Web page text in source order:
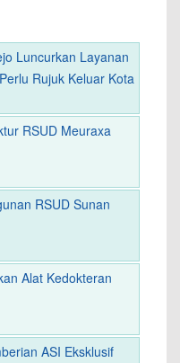
Luncurkan Layanan
Rujuk Keluar Kota
RSUD Meuraxa
RSUD Sunan
Alat Kedokteran
ASI Eksklusif